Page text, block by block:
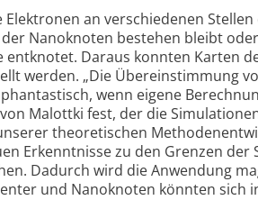
an verschiedenen
Nanoknoten bestehen bleibt
entknotet. Daraus konnten Karten
werden. „Die Über­einstimmung
wenn eigene
Malottki fest, der die
theoretischen
Erkennt­nisse zu den Grenzen
Dadurch wird die Anwendung
und Nanoknoten könnten sich